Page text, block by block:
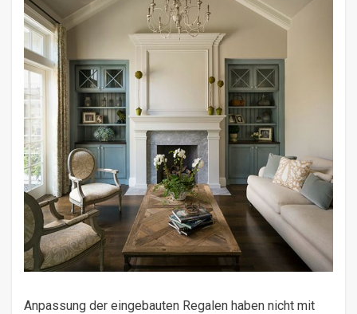
Anpassung der eingebauten Regalen haben nicht mit